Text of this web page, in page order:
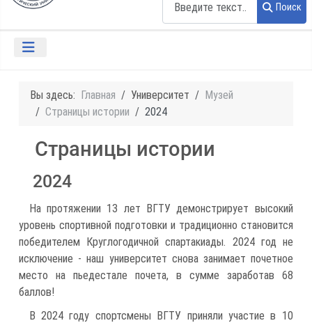
Поиск
Вы здесь: Главная Университет
Музей
Страницы истории
2024
Страницы истории
2024
На протяжении 13 лет ВГТУ демонстрирует высокий
уровень спортивной подготовки и традиционно становится
победителем Круглогодичной спартакиады. 2024 год не
исключение - наш университет снова занимает почетное
место на пьедестале почета, в сумме заработав 68
баллов!
В 2024 году спортсмены ВГТУ приняли участие в 10